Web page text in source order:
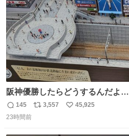
阪神優勝したらどうするんだよ…
返
信
145
リ
3,557
い
45,925
23時間前